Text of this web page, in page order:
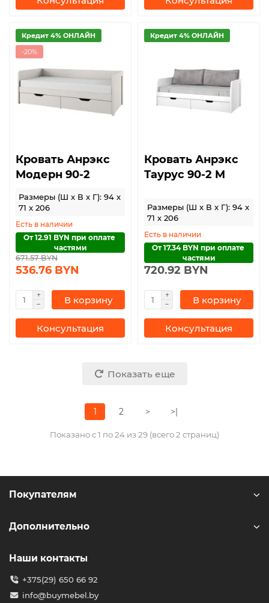
Кредит 4% ОНЛАЙН
-20%
Кровать Анрэкс
Модерн 90-2
Размеры (Ш x В x Г): 94 x
71 x 206
Есть в наличии
От 12.91 BYN при оплате
частями
671.57 BYN
536.76 BYN
В корзину
Консультация
Кредит 4% ОНЛАЙН
Кровать Анрэкс
Таурус 90-2 M
Размеры (Ш x В x Г): 94 x
71 x 206
Есть в наличии
От 17.34 BYN при оплате
частями
720.92 BYN
В корзину
Консультация
Показать еще
1 2 > >|
Показано с 1 по 24 из 29 (всего 2 страниц)
Покупателям
Дополнительно
Наши контакты
+375(29) 650 66 92
info@buymebel.by